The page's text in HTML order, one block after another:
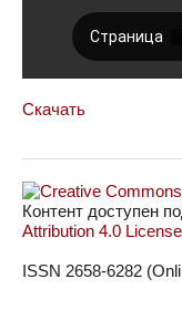
Скачать
Контент доступен
Attribution 4.0 License
ISSN 2658-6282